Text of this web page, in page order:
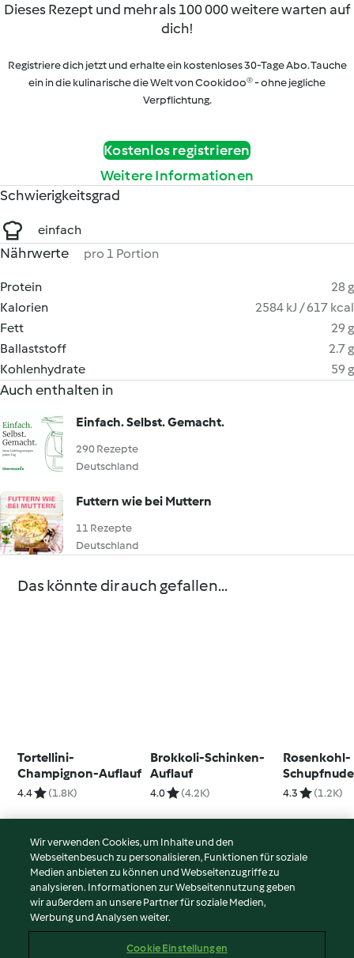
Dieses Rezept und mehr als 100 000 weitere warten auf
dich!
Registriere dich jetzt und erhalte ein kostenloses 30-Tage Abo. Tauche
ein in die kulinarische die Welt von Cookidoo® - ohne jegliche
Verpflichtung.
Kostenlos registrieren
Weitere Informationen
Schwierigkeitsgrad
einfach
Nährwerte pro 1 Portion
Protein
28 g
Kalorien
2584 kJ / 617 kcal
Fett
29 g
Ballaststoff
2.7 g
Kohlenhydrate
59 g
Auch enthalten in
Einfach. Selbst. Gemacht.
290 Rezepte
Deutschland
Futtern wie bei Muttern
11 Rezepte
Deutschland
Das könnte dir auch gefallen...
Tortellini-
Champignon-Auflauf
4.4 (1.8K)
Brokkoli-Schinken-
Auflauf
4.0 (4.2K)
Rosenkohl-
Schinken-
4.3 (1.2K)
© Copyright 2026
Nutzungsbedingungen
Datenschutzrichtlinien
Wir verwenden Cookies, um Inhalte und den
Webseitenbesuch zu personalisieren, Funktionen für soziale
Medien anbieten zu können und Webseitenzugriffe zu
analysieren. Informationen zur Webseitennutzung geben
wir außerdem an unsere Partner für soziale Medien,
Werbung und Analysen weiter.
Cookie Einstellungen